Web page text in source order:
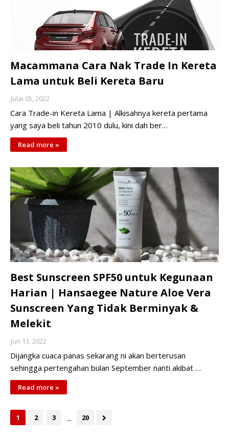
Macammana Cara Nak Trade In Kereta
Lama untuk Beli Kereta Baru
Julai 05, 2022
Cara Trade-in Kereta Lama | Alkisahnya kereta pertama
yang saya beli tahun 2010 dulu, kini dah ber…
Read more »
Best Sunscreen SPF50 untuk Kegunaan
Harian | Hansaegee Nature Aloe Vera
Sunscreen Yang Tidak Berminyak &
Melekit
Jun 13, 2022
Dijangka cuaca panas sekarang ni akan berterusan
sehingga pertengahan bulan September nanti akibat …
Read more »
1 2 3 ... 20